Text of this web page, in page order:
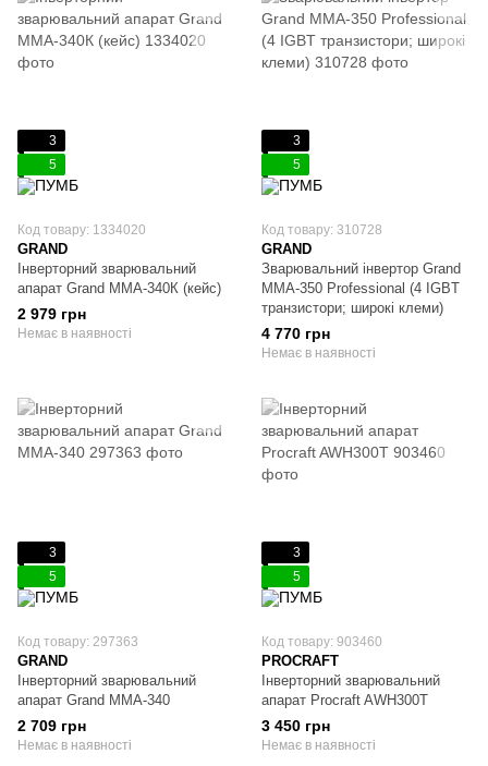
3
5
Код товару: 1334020
GRAND
Інверторний зварювальний
апарат Grand MMA-340К (кейс)
2 979 грн
Немає в наявності
3
5
Код товару: 310728
GRAND
Зварювальний інвертор Grand
ММА-350 Professional (4 IGBT
транзистори; широкі клеми)
4 770 грн
Немає в наявності
3
5
Код товару: 297363
GRAND
Інверторний зварювальний
апарат Grand MMA-340
2 709 грн
Немає в наявності
3
5
Код товару: 903460
PROCRAFT
Інверторний зварювальний
апарат Procraft AWH300T
3 450 грн
Немає в наявності